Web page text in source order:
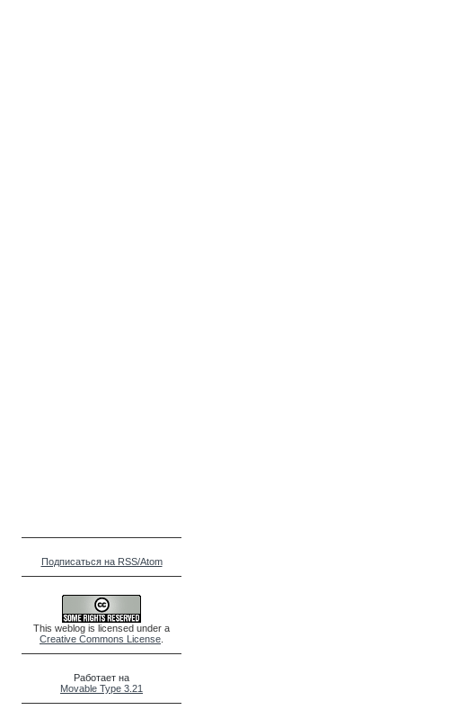
Подписаться на RSS/Atom
This weblog is licensed under a
Creative Commons License
Работает на
Movable Type 3.21